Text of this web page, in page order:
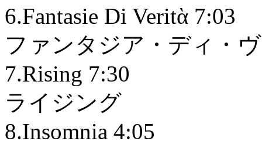
6.Fantasie Di Veritὰ 7:03
ファンタジア・ディ・
7.Rising 7:30
ライジング
8.Insomnia 4:05